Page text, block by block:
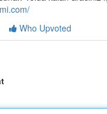
Who Upvoted